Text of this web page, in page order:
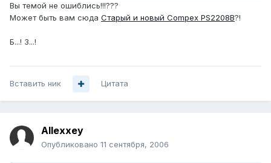
Вы темой не ошиблись!!!???
Может быть вам сюда Старый и новый Compex PS2208B?!
Б...! З...!
Вставить ник Цитата
Allexxey
Опубликовано 11 сентября, 2006